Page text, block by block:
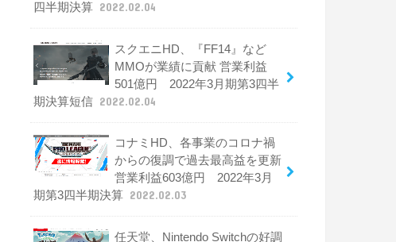
四半期決算 2022.02.04
スクエニHD、『FF14』など
MMOが業績に貢献 営業利益
501億円 2022年3月期第3四半
期決算短信 2022.02.04
コナミHD、各事業のコロナ禍
からの復調で過去最高益を更新
営業利益603億円 2022年3月
期第3四半期決算 2022.02.03
任天堂、Nintendo Switchの好調